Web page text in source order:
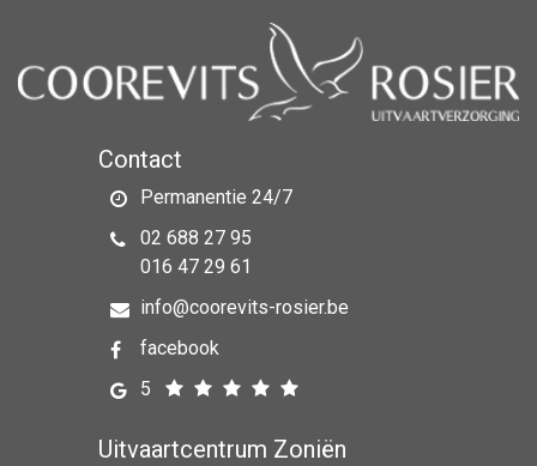
Contact
Permanentie 24/7
02 688 27 95
016 47 29 61
info@coorevits-rosier.be
facebook
5
Uitvaartcentrum Zoniën